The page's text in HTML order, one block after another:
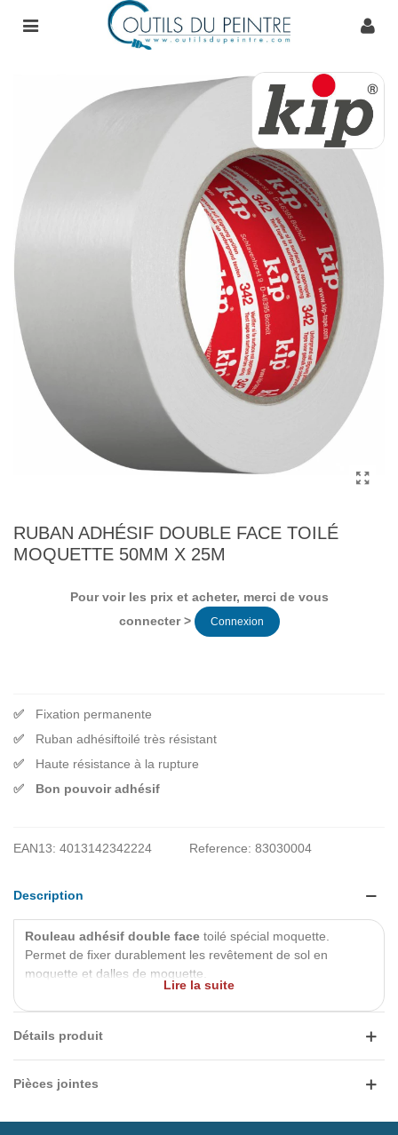
RUBAN ADHÉSIF DOUBLE FACE TOILÉ
MOQUETTE 50MM X 25M
Pour voir les prix et acheter, merci de vous
connecter >
Connexion
Fixation permanente
Ruban adhésiftoilé très résistant
Haute résistance à la rupture
Bon pouvoir adhésif
EAN13: 4013142342224 Reference: 83030004
Description
Rouleau adhésif double face toilé spécial moquette.
Permet de fixer durablement les revêtement de sol en
moquette et dalles de moquette.
Haute résistance à la rupture
Bon pouvoir adhésif
Epaisseur : 0,22mm
Lire la suite
Détails produit
Pièces jointes